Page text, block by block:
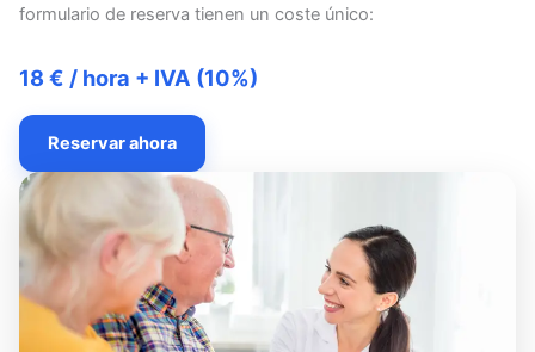
formulario de reserva tienen un coste único:
18 € / hora + IVA (10%)
Reservar ahora